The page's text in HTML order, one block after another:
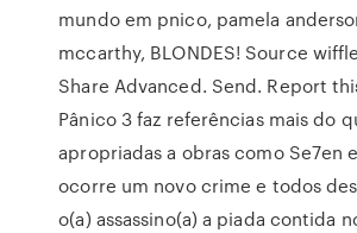
mundo em pnico, pamela
mccarthy, BLONDES! Source
Share Advanced. Send. Report
Pânico 3 faz referências mais do
apropriadas a obras como Se7en
ocorre um novo crime e todos
o(a) assassino(a) a piada contida